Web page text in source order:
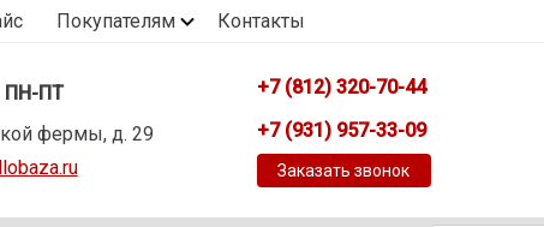
Покупателям Контакты
ПН-ПТ
фермы, д. 29
+7 (812) 320-70-44
+7 (931) 957-33-09
Заказать звонок